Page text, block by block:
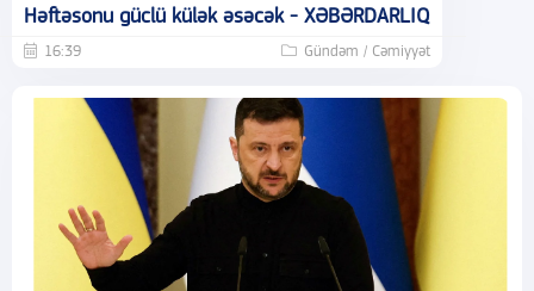
Həftəsonu güclü külək əsəcək - XƏBƏRDARLIQ
16:39 Gündəm / Cəmiyyət